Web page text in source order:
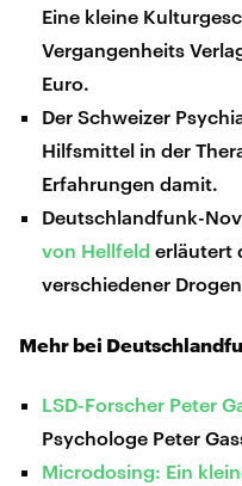
Eine kleine
Vergangenheits
Euro.
Der Schweizer
Hilfsmittel in der
Erfahrungen damit.
Deutschlandfunk-
von Hellfeld erläutert
verschiedener
Mehr bei
LSD-Forscher Peter
Psychologe Peter
Microdosing: Ein